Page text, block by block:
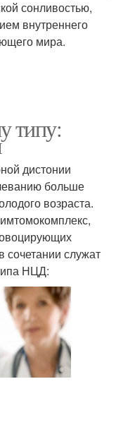
сонливостью,
внутреннего
мира.
типу:
дистонии
больше
возраста.
сочетании служат
НЦД: